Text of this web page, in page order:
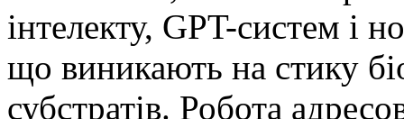
інтелекту, GPT-систем і
що виникають на стику
субстратів. Робота